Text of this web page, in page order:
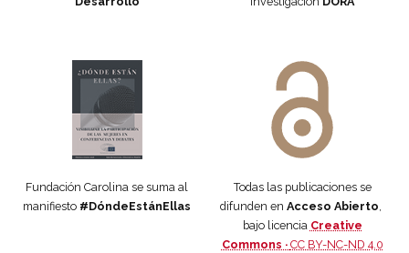
Fundación Carolina se suma al
manifiesto #DóndeEstánEllas
Todas las publicaciones se
difunden en Acceso Abierto,
bajo licencia Creative
Commons · CC BY-NC-ND 4.0